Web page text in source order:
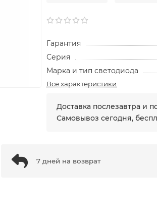
Гарантия
Серия
Марка и тип светодиода
Все характеристики
Доставка послезавтра и
Самовывоз сегодня,
7 дней на возврат